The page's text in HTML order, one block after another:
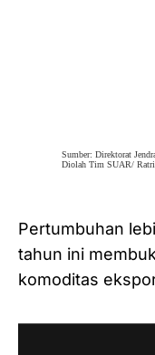
Pertumbuhan
tahun ini
komoditas